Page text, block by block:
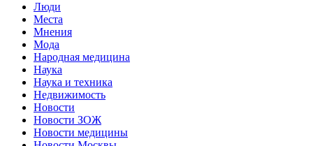
Люди
Места
Мнения
Мода
Народная медицина
Наука
Наука и техника
Недвижимость
Новости
Новости ЗОЖ
Новости медицины